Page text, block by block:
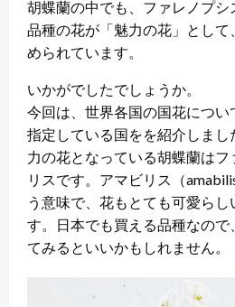
胡蝶蘭の中でも、ファレノプシ
品種の花が「魅力の花」とし
められています。
いかがでしたでしょうか。
今回は、世界各国の国花につ
指定している国をを紹介しま
力の花となっている胡蝶蘭は
リスです。アマビリス（
う意味で、花もとても可愛らし
す。日本でも買える品種なので
てみるといいかもしれません。